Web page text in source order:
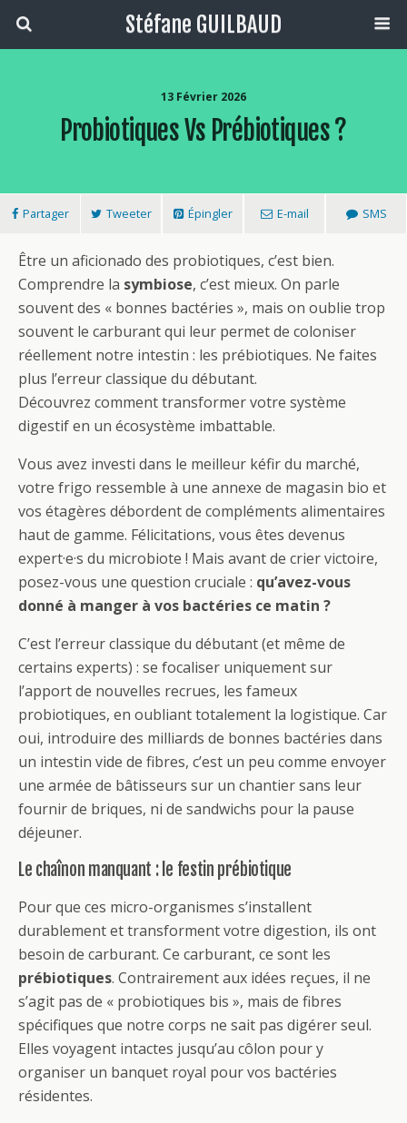
Stéfane GUILBAUD
13 Février 2026
Probiotiques Vs Prébiotiques ?
Partager Tweeter Épingler E-mail SMS
Être un aficionado des probiotiques, c’est bien.
Comprendre la symbiose, c’est mieux. On parle
souvent des « bonnes bactéries », mais on oublie trop
souvent le carburant qui leur permet de coloniser
réellement notre intestin : les prébiotiques. Ne faites
plus l’erreur classique du débutant.
Découvrez comment transformer votre système
digestif en un écosystème imbattable.
Vous avez investi dans le meilleur kéfir du marché,
votre frigo ressemble à une annexe de magasin bio et
vos étagères débordent de compléments alimentaires
haut de gamme. Félicitations, vous êtes devenus
expert·e·s du microbiote ! Mais avant de crier victoire,
posez-vous une question cruciale : qu’avez-vous
donné à manger à vos bactéries ce matin ?
C’est l’erreur classique du débutant (et même de
certains experts) : se focaliser uniquement sur
l’apport de nouvelles recrues, les fameux
probiotiques, en oubliant totalement la logistique. Car
oui, introduire des milliards de bonnes bactéries dans
un intestin vide de fibres, c’est un peu comme envoyer
une armée de bâtisseurs sur un chantier sans leur
fournir de briques, ni de sandwichs pour la pause
déjeuner.
Le chaînon manquant : le festin prébiotique
Pour que ces micro-organismes s’installent
durablement et transforment votre digestion, ils ont
besoin de carburant. Ce carburant, ce sont les
prébiotiques. Contrairement aux idées reçues, il ne
s’agit pas de « probiotiques bis », mais de fibres
spécifiques que notre corps ne sait pas digérer seul.
Elles voyagent intactes jusqu’au côlon pour y
organiser un banquet royal pour vos bactéries
résidentes.